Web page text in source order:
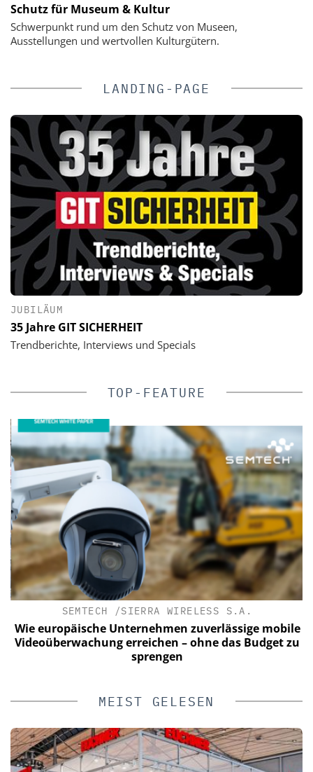
Schutz für Museum & Kultur
Schwerpunkt rund um den Schutz von Museen,
Ausstellungen und wertvollen Kulturgütern.
LANDING-PAGE
JUBILÄUM
35 Jahre GIT SICHERHEIT
Trendberichte, Interviews und Specials
TOP-FEATURE
SEMTECH /SIERRA WIRELESS S.A.
Wie europäische Unternehmen zuverlässige mobile
Videoüberwachung erreichen – ohne das Budget zu
sprengen
MEIST GELESEN